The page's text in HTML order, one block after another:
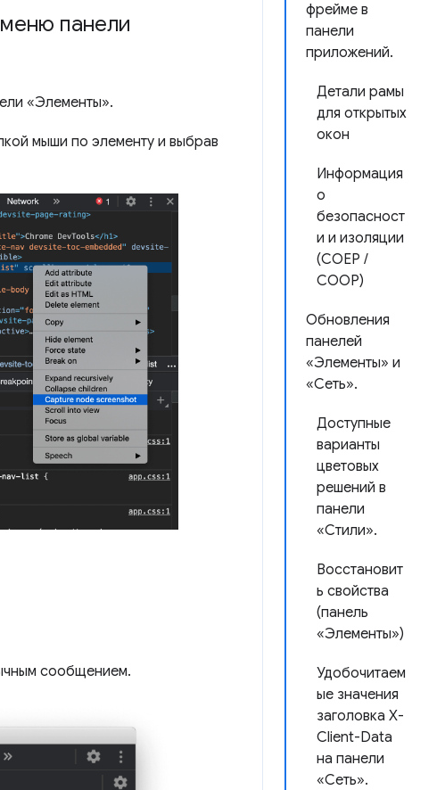
фрейме в
панели
приложений.
Детали рамы
для открытых
окон
Информация
о
безопасност
и и изоляции
(COEP /
COOP)
Обновления
панелей
«Элементы» и
«Сеть».
Доступные
варианты
цветовых
решений в
панели
«Стили».
Восстановит
ь свойства
(панель
«Элементы»)
Удобочитаем
ые значения
заголовка X-
Client-Data
на панели
«Сеть».
панели
«Элементы».
мыши по элементу и выбрав
сообщением.